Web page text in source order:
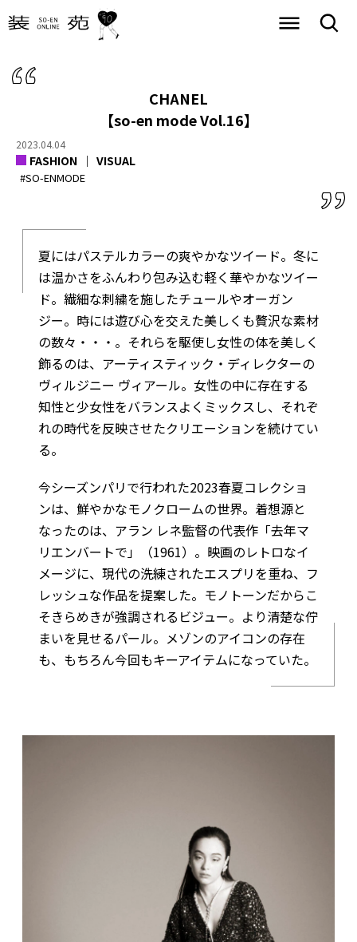
CHANEL
【so-en mode Vol.16】
2023.04.04
FASHION VISUAL
#SO-ENMODE
夏にはパステルカラーの爽やかなツイード。冬に
は温かさをふんわり包み込む軽く華やかなツイー
ド。繊細な刺繍を施したチュールやオーガン
ジー。時には遊び心を交えた美しくも贅沢な素材
の数々・・・。それらを駆使し女性の体を美しく
飾るのは、アーティスティック・ディレクターの
ヴィルジニー ヴィアール。女性の中に存在する
知性と少女性をバランスよくミックスし、それぞ
れの時代を反映させたクリエーションを続けてい
る。
今シーズンパリで行われた2023春夏コレクショ
ンは、鮮やかなモノクロームの世界。着想源と
なったのは、アラン レネ監督の代表作「去年マ
リエンバートで」（1961）。映画のレトロなイ
メージに、現代の洗練されたエスプリを重ね、フ
レッシュな作品を提案した。モノトーンだからこ
そきらめきが強調されるビジュー。より清楚な佇
まいを見せるパール。メゾンのアイコンの存在
も、もちろん今回もキーアイテムになっていた。